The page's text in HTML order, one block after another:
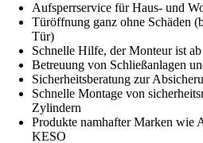
Aufsperrservice für Haus- und
Türöffnung ganz ohne Schäden
Tür)
Schnelle Hilfe, der Monteur ist
Betreuung von Schließanlagen
Sicherheitsberatung zur
Schnelle Montage von
Zylindern
Produkte namhafter Marken
KESO